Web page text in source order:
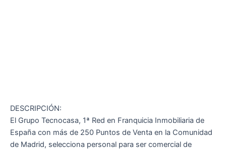
DESCRIPCIÓN:
El Grupo Tecnocasa, 1ª Red en Franquicia Inmobiliaria de
España con más de 250 Puntos de Venta en la Comunidad
de Madrid, selecciona personal para ser comercial de